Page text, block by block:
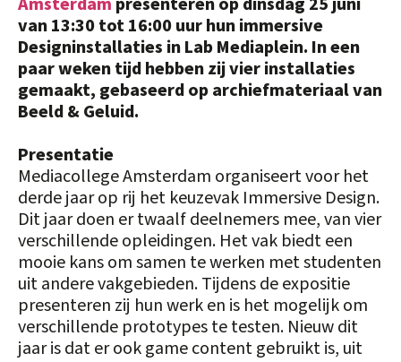
van 13:30 tot 16:00 uur hun immersive
Designinstallaties in Lab Mediaplein. In een
paar weken tijd hebben zij vier installaties
gemaakt, gebaseerd op archiefmateriaal van
Beeld & Geluid.
Presentatie
Mediacollege Amsterdam organiseert voor het
derde jaar op rij het keuzevak Immersive Design.
Dit jaar doen er twaalf deelnemers mee, van vier
verschillende opleidingen. Het vak biedt een
mooie kans om samen te werken met studenten
uit andere vakgebieden. Tijdens de expositie
presenteren zij hun werk en is het mogelijk om
verschillende prototypes te testen. Nieuw dit
jaar is dat er ook game content gebruikt is, uit